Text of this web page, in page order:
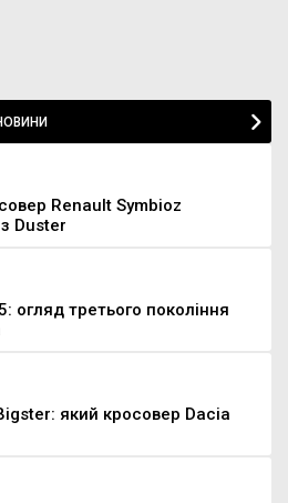
Renault Symbioz
Duster
огляд третього покоління
який кросовер Dacia